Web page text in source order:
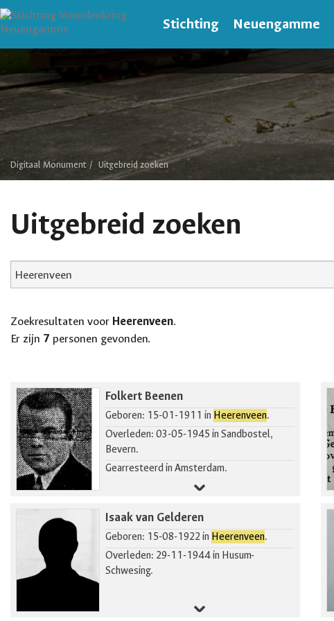
Stichting Neuengamme
Digitaal Monument Uitgebreid zoeken
Uitgebreid zoeken
Zoekresultaten voor Heerenveen.
Er zijn 7 personen gevonden.
Folkert Beenen
Geboren: 15-01-1911 in Heerenveen.
Overleden: 03-05-1945 in Sandbostel,
Bevern.
Gearresteerd in Amsterdam.
Isaak van Gelderen
Geboren: 15-08-1922 in Heerenveen.
Overleden: 29-11-1944 in Husum-
Schwesing.